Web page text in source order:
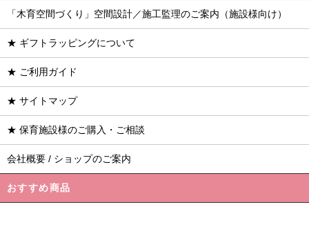
「木育空間づくり」空間設計／施工監理のご案内（施設様向け）
★ ギフトラッピングについて
★ ご利用ガイド
★ サイトマップ
★ 保育施設様のご購入・ご相談
会社概要 / ショップのご案内
おすすめ商品